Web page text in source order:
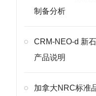
制备分析
CRM-NEO-d 新
产品说明
加拿大NRC标准